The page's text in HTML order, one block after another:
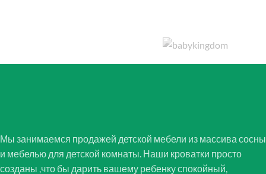
Мы занимаемся продажей детской мебели из массива сосны
и мебелью для детской комнаты. Наши кроватки просто
созданы ,что бы дарить вашему ребенку спокойный,